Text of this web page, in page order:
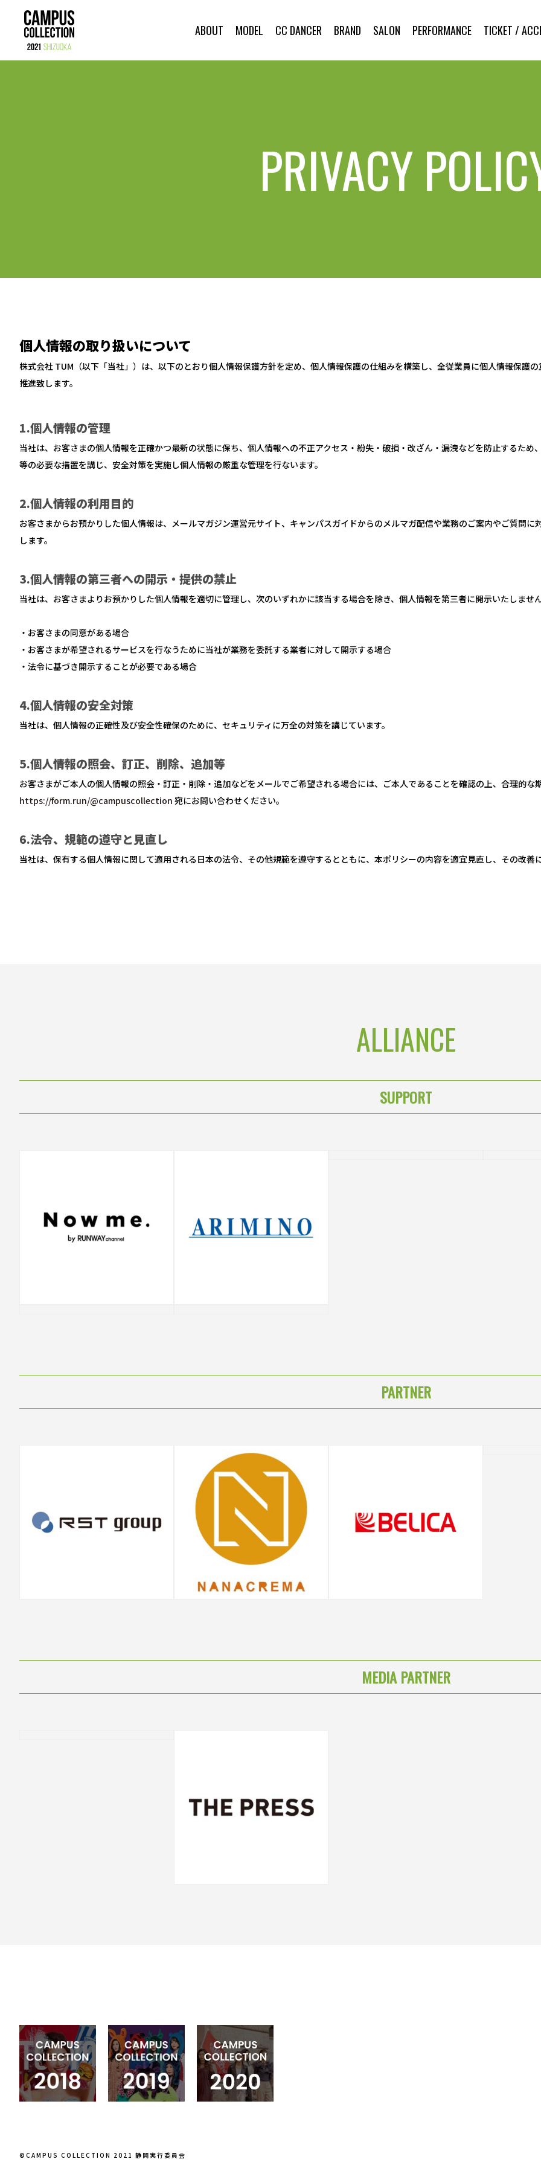
ABOUT MODEL CC DANCER BRAND SALON PERFORMANCE TICKET /
ABOUT
PERFORMANCE
TICKET / ACCESS
CONTACT
PRIVACY
個人情報の取り扱いについて
株式会社 TUM（以下「当社」）は、以下のとおり個人情報保護方針を定め、個人情報保護の仕組みを構築し、全従業員に個人情報保護
推進致します。
1.個人情報の管理
当社は、お客さまの個人情報を正確かつ最新の状態に保ち、個人情報への不正アクセス・紛失・破損・改ざん・漏洩などを防止するた
等の必要な措置を講じ、安全対策を実施し個人情報の厳重な管理を行ないます。
2.個人情報の利用目的
お客さまからお預かりした個人情報は、メールマガジン運営元サイト、キャンパスガイドからのメルマガ配信や業務のご案内やご質問
します。
3.個人情報の第三者への開示・提供の禁止
当社は、お客さまよりお預かりした個人情報を適切に管理し、次のいずれかに該当する場合を除き、個人情報を第三者に開示いたしません
・お客さまの同意がある場合
・お客さまが希望されるサービスを行なうために当社が業務を委託する業者に対して開示する場合
・法令に基づき開示することが必要である場合
4.個人情報の安全対策
当社は、個人情報の正確性及び安全性確保のために、セキュリティに万全の対策を講じています。
5.個人情報の照会、訂正、削除、追加等
お客さまがご本人の個人情報の照会・訂正・削除・追加などをメールでご希望される場合には、ご本人であることを確認の上、合理的な
https://form.run/@campuscollection 宛にお問い合わせください。
6.法令、規範の遵守と見直し
当社は、保有する個人情報に関して適用される日本の法令、その他規範を遵守するとともに、本ポリシーの内容を適宜見直し、その改善に
ALLIANCE
SUPPORT
PARTNER
MEDIA PARTNER
©CAMPUS COLLECTION 2021 静岡実行委員会